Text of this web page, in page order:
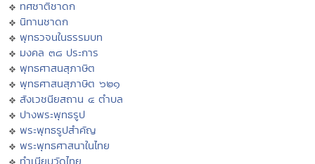
ทศชาติชาดก
นิทานชาดก
พุทธวจนในธรรมบท
มงคล ๓๘ ประการ
พุทธศาสนสุภาษิต
พุทธศาสนสุภาษิต ๖๒๑
สังเวชนียสถาน ๔ ตำบล
ปางพระพุทธรูป
พระพุทธรูปสำคัญ
พระพุทธศาสนาในไทย
ทำเนียบวัดไทย